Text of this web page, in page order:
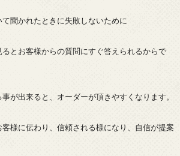
聞かれたときに失敗しないために
とお客様からの質問にすぐ答えられるからで
が出来ると、オーダーが頂きやすくなります。
様に伝わり、信頼される様になり、自信が提案